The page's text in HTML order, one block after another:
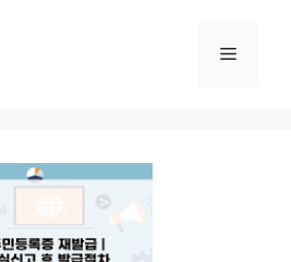
메